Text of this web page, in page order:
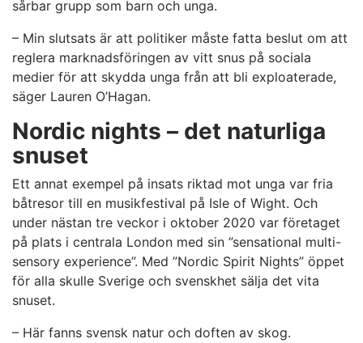
sårbar grupp som barn och unga.
– Min slutsats är att politiker måste fatta beslut om att
reglera marknadsföringen av vitt snus på sociala
medier för att skydda unga från att bli exploaterade,
säger Lauren O’Hagan.
Nordic nights – det naturliga
snuset
Ett annat exempel på insats riktad mot unga var fria
båtresor till en musikfestival på Isle of Wight. Och
under nästan tre veckor i oktober 2020 var företaget
på plats i centrala London med sin ”sensational multi-
sensory experience”. Med ”Nordic Spirit Nights” öppet
för alla skulle Sverige och svenskhet sälja det vita
snuset.
– Här fanns svensk natur och doften av skog.